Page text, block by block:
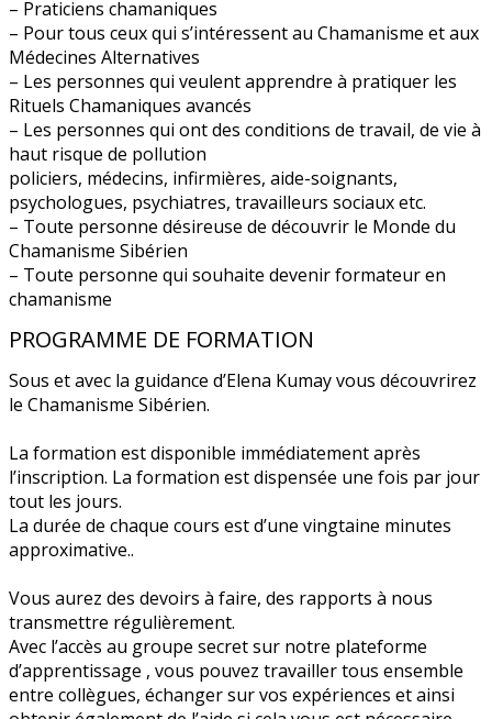
– Praticiens chamaniques
– Pour tous ceux qui s’intéressent au Chamanisme et aux
Médecines Alternatives
– Les personnes qui veulent apprendre à pratiquer les
Rituels Chamaniques avancés
– Les personnes qui ont des conditions de travail, de vie à
haut risque de pollution
policiers, médecins, infirmières, aide-soignants,
psychologues, psychiatres, travailleurs sociaux etc.
– Toute personne désireuse de découvrir le Monde du
Chamanisme Sibérien
– Toute personne qui souhaite devenir formateur en
chamanisme
PROGRAMME DE FORMATION
Sous et avec la guidance d’Elena Kumay vous découvrirez
le Chamanisme Sibérien.
La formation est disponible immédiatement après
l’inscription. La formation est dispensée une fois par jour
tout les jours.
La durée de chaque cours est d’une vingtaine minutes
approximative..
Vous aurez des devoirs à faire, des rapports à nous
transmettre régulièrement.
Avec l’accès au groupe secret sur notre plateforme
d’apprentissage , vous pouvez travailler tous ensemble
entre collègues, échanger sur vos expériences et ainsi